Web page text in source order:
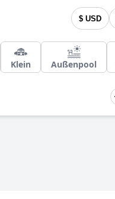
$ USD
Klein Außenpool